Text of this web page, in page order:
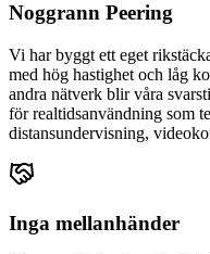
Noggrann Peering
Vi har byggt ett eget
med hög hastighet och låg
andra nätverk blir våra
för realtidsanvändning som
distansundervisning,
Inga mellanhänder